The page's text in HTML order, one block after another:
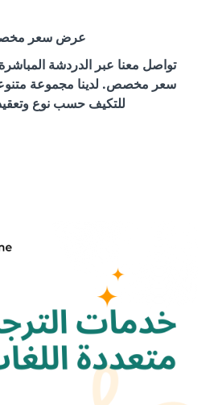
عرض سعر
تواصل معنا عبر الدردشة
سعر مخصص. لدينا مجموعة
للتكيف حسب نوع